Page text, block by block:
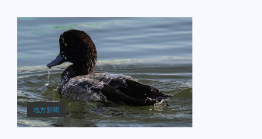
地方新聞